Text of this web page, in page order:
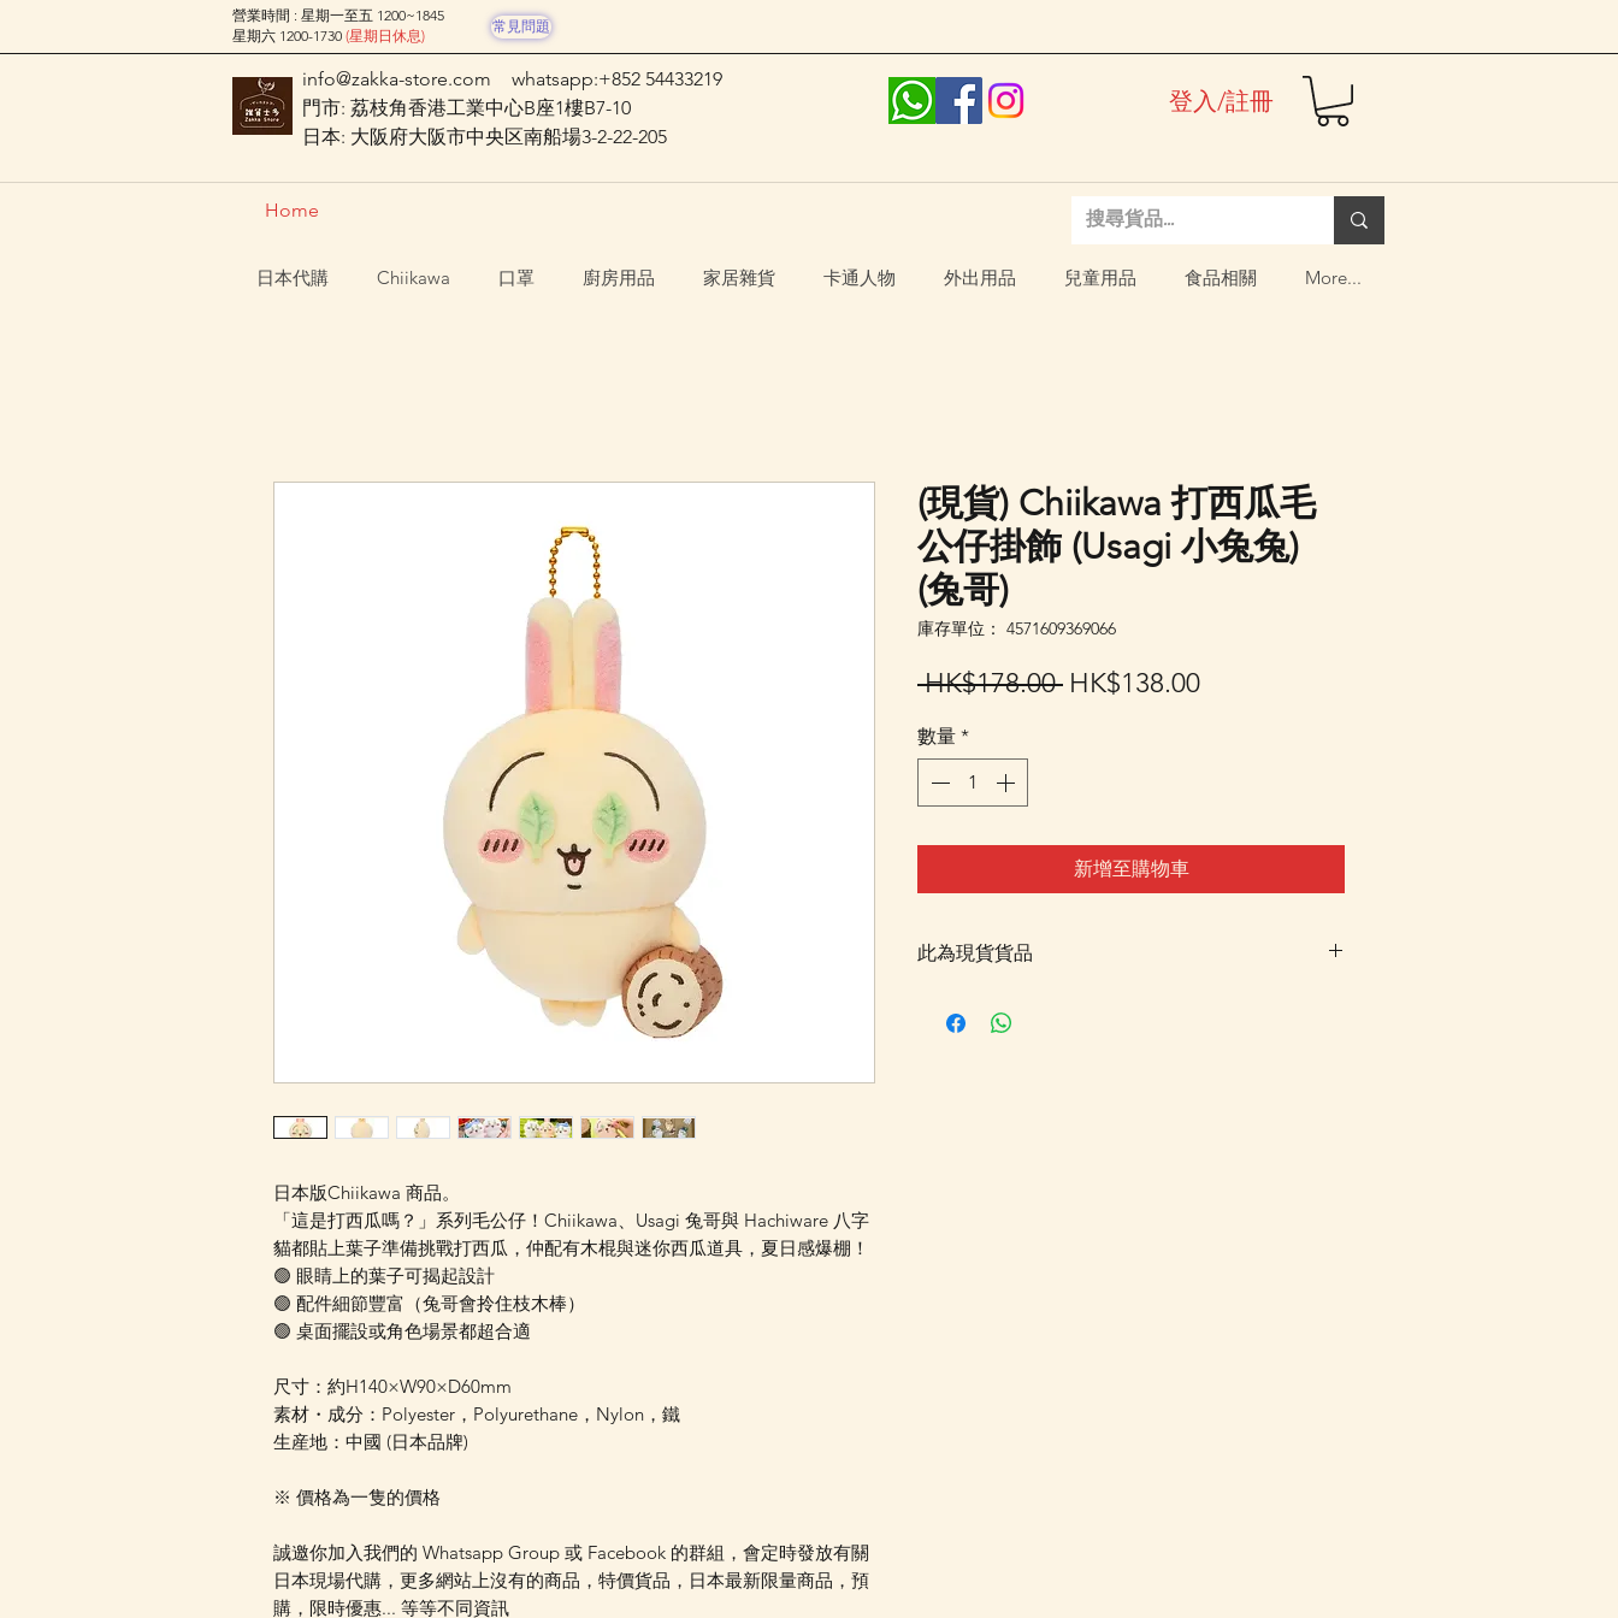
營業時間 : 星期一至五 1200~1845
星期六 1200-1730 (星期日休息)
常見問題
info@zakka-store.com
whatsapp:+852 54433219
門市: 荔枝角香港工業中心B座1樓B7-10
日本: 大阪府大阪市中央区南船場3-2-22-205
登入/註冊
Home
日本代購 Chiikawa 口罩 廚房用品 家居雜貨 卡通人物 外出用品 兒童用品 食品相關 More...
日本版Chiikawa 商品。
「這是打西瓜嗎？」系列毛公仔！Chiikawa、Usagi 兔哥與 Hachiware 八字
貓都貼上葉子準備挑戰打西瓜，仲配有木棍與迷你西瓜道具，夏日感爆棚！
🟢 眼睛上的葉子可揭起設計
🟢 配件細節豐富（兔哥會拎住枝木棒）
🟢 桌面擺設或角色場景都超合適
尺寸：約H140×W90×D60mm
素材・成分：Polyester，Polyurethane，Nylon，鐵
生産地：中國 (日本品牌)
※ 價格為一隻的價格
誠邀你加入我們的 Whatsapp Group 或 Facebook 的群組，會定時發放有關
日本現場代購，更多網站上沒有的商品，特價貨品，日本最新限量商品，預
購，限時優惠... 等等不同資訊
(現貨) Chiikawa 打西瓜毛
公仔掛飾 (Usagi 小兔兔)
(兔哥)
庫存單位： 4571609369066
HK$178.00 一
HK$138.00促
數量 *
新增至購物車
此為現貨貨品
統顯示為"無庫存"或 未能放入購物車時, 可以